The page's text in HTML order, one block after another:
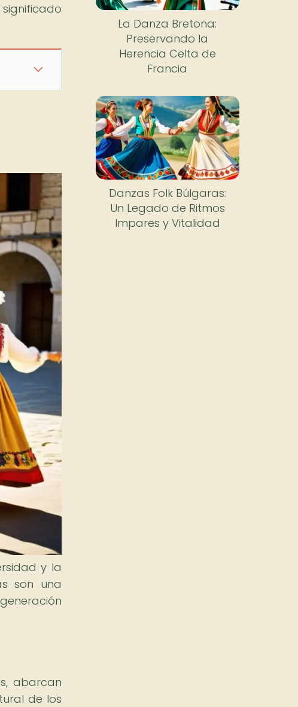
y la
son una
abarcan
de los
La Danza Bretona:
Preservando la
Herencia Celta de
Francia
Danzas Folk Búlgaras:
Un Legado de Ritmos
Impares y Vitalidad